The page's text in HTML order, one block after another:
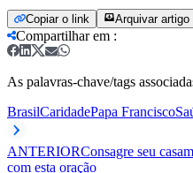
Copiar o link Arquivar artigo
Compartilhar em :
As palavras-chave/tags
BrasilCaridadePapa Francisco
ANTERIORConsagre seu
com esta oração